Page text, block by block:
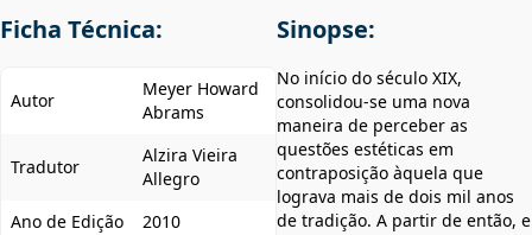
Ficha Técnica:
Autor
Meyer Howard
Abrams
Tradutor
Alzira Vieira
Allegro
Ano de Edição
2010
Sinopse:
No início do século XIX,
consolidou-se uma nova
maneira de perceber as
questões estéticas em
contraposição àquela que
lograva mais de dois mil anos
de tradição. A partir de então, e